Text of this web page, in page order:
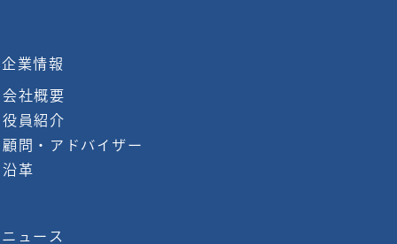
企業情報
会社概要
役員紹介
顧問・アドバイザー
沿革
ニュース